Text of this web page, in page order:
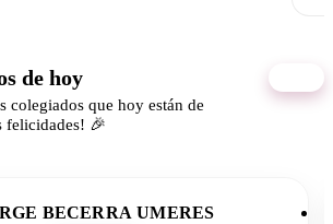
de hoy
colegiados que hoy están de
felicidades! 🎉
BECERRA UMERES